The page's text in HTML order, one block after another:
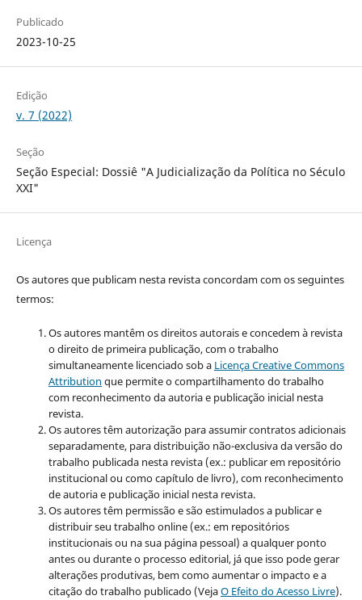
Publicado
2023-10-25
Edição
v. 7 (2022)
Seção
Seção Especial: Dossiê "A Judicialização da Política no Século
XXI"
Licença
Os autores que publicam nesta revista concordam com os seguintes
termos:
Os autores mantêm os direitos autorais e concedem à revista
o direito de primeira publicação, com o trabalho
simultaneamente licenciado sob a Licença Creative Commons
Attribution que permite o compartilhamento do trabalho
com reconhecimento da autoria e publicação inicial nesta
revista.
Os autores têm autorização para assumir contratos adicionais
separadamente, para distribuição não-exclusiva da versão do
trabalho publicada nesta revista (ex.: publicar em repositório
institucional ou como capítulo de livro), com reconhecimento
de autoria e publicação inicial nesta revista.
Os autores têm permissão e são estimulados a publicar e
distribuir seu trabalho online (ex.: em repositórios
institucionais ou na sua página pessoal) a qualquer ponto
antes ou durante o processo editorial, já que isso pode gerar
alterações produtivas, bem como aumentar o impacto e a
citação do trabalho publicado (VejaO Efeito do Acesso Livre).